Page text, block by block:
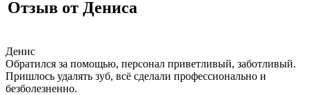
звонок
Отзыв от Дениса
Денис
Обратился за помощью, персонал приветливый, заботливый.
Пришлось удалять зуб, всё сделали профессионально и
безболезненно.